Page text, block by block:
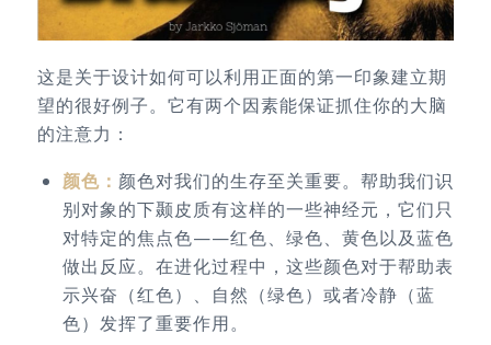
这是关于设计如何可以利用正面的第一印象建立期
望的很好例子。它有两个因素能保证抓住你的大脑
的注意力：
颜色： 颜色对我们的生存至关重要。帮助我们识
别对象的下颞皮质有这样的一些神经元，它们只
对特定的焦点色——红色、绿色、黄色以及蓝色
做出反应。在进化过程中，这些颜色对于帮助表
示兴奋（红色）、自然（绿色）或者冷静（蓝
色）发挥了重要作用。